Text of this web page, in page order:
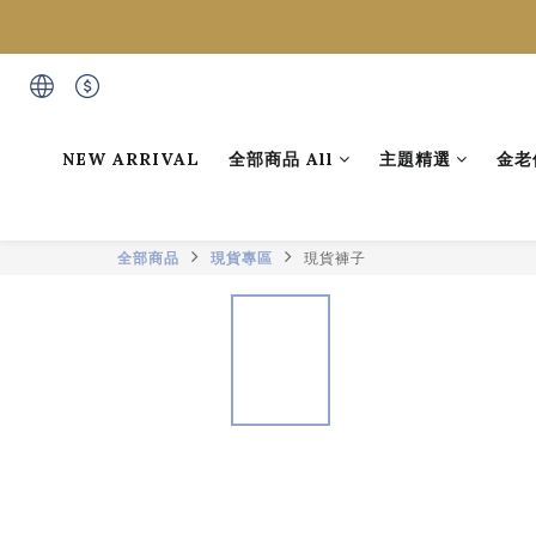
NEW ARRIVAL 全部商品 All 主題精選 金
全部商品 現貨專區 現貨褲子